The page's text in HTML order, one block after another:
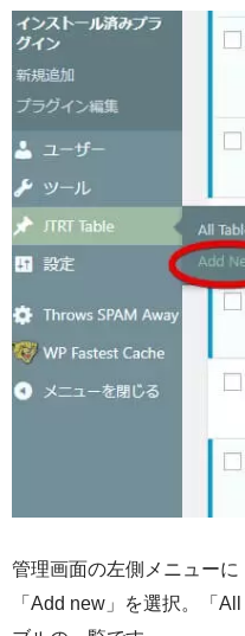
管理画面の左側メニュー
「Add new」を選択。「